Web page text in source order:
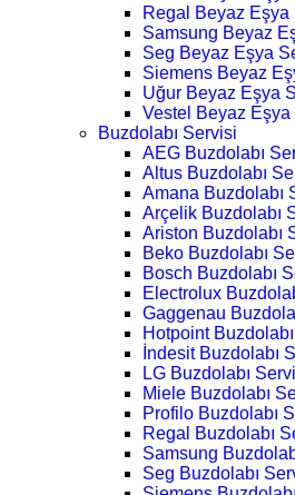
Regal Beyaz Eşya
Samsung Beyaz
Seg Beyaz Eşya
Siemens Beyaz
Uğur Beyaz Eşya
Vestel Beyaz Eşya
Buzdolabı Servisi
AEG Buzdolabı
Altus Buzdolabı
Amana Buzdolabı
Arçelik Buzdolabı
Ariston Buzdolabı
Beko Buzdolabı
Bosch Buzdolabı
Electrolux
Gaggenau
Hotpoint
İndesit Buzdolabı
LG Buzdolabı
Miele Buzdolabı
Profilo Buzdolabı
Regal Buzdolabı
Samsung
Seg Buzdolabı